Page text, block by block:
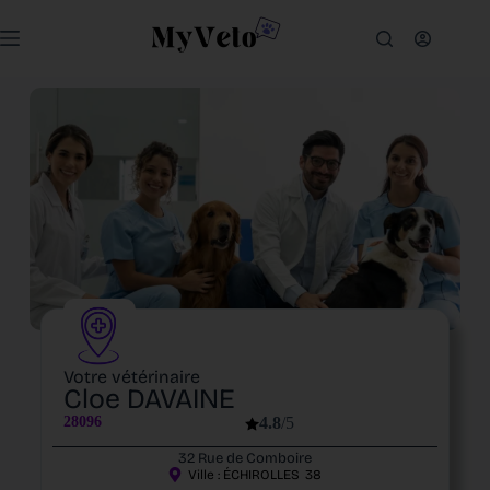
Votre vétérinaire
Cloe DAVAINE
28096 4.8/5
32 Rue de Comboire
Ville : ÉCHIROLLES 38